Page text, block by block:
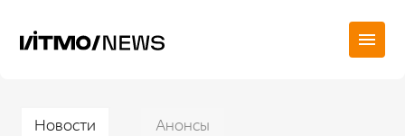
Новости Анонсы